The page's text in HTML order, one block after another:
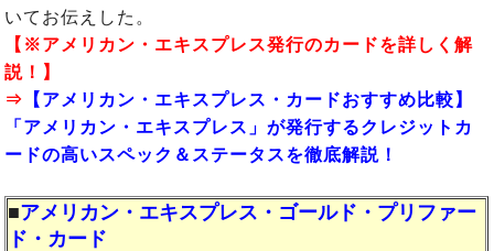
いてお伝えした。
【※アメリカン・エキスプレス発行のカードを詳しく解
説！】
⇒ 【アメリカン・エキスプレス・カードおすすめ比較】
「アメリカン・エキスプレス」が発行するクレジットカ
ードの高いスペック＆ステータスを徹底解説！
■アメリカン・エキスプレス・ゴールド・プリファー
ド・カード